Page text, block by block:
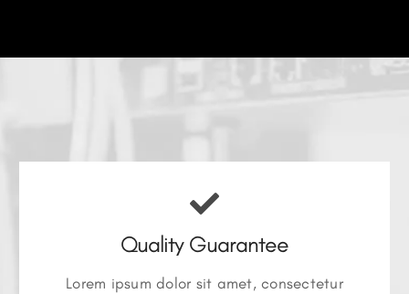
Quality Guarantee
Lorem ipsum dolor sit amet, consectetur